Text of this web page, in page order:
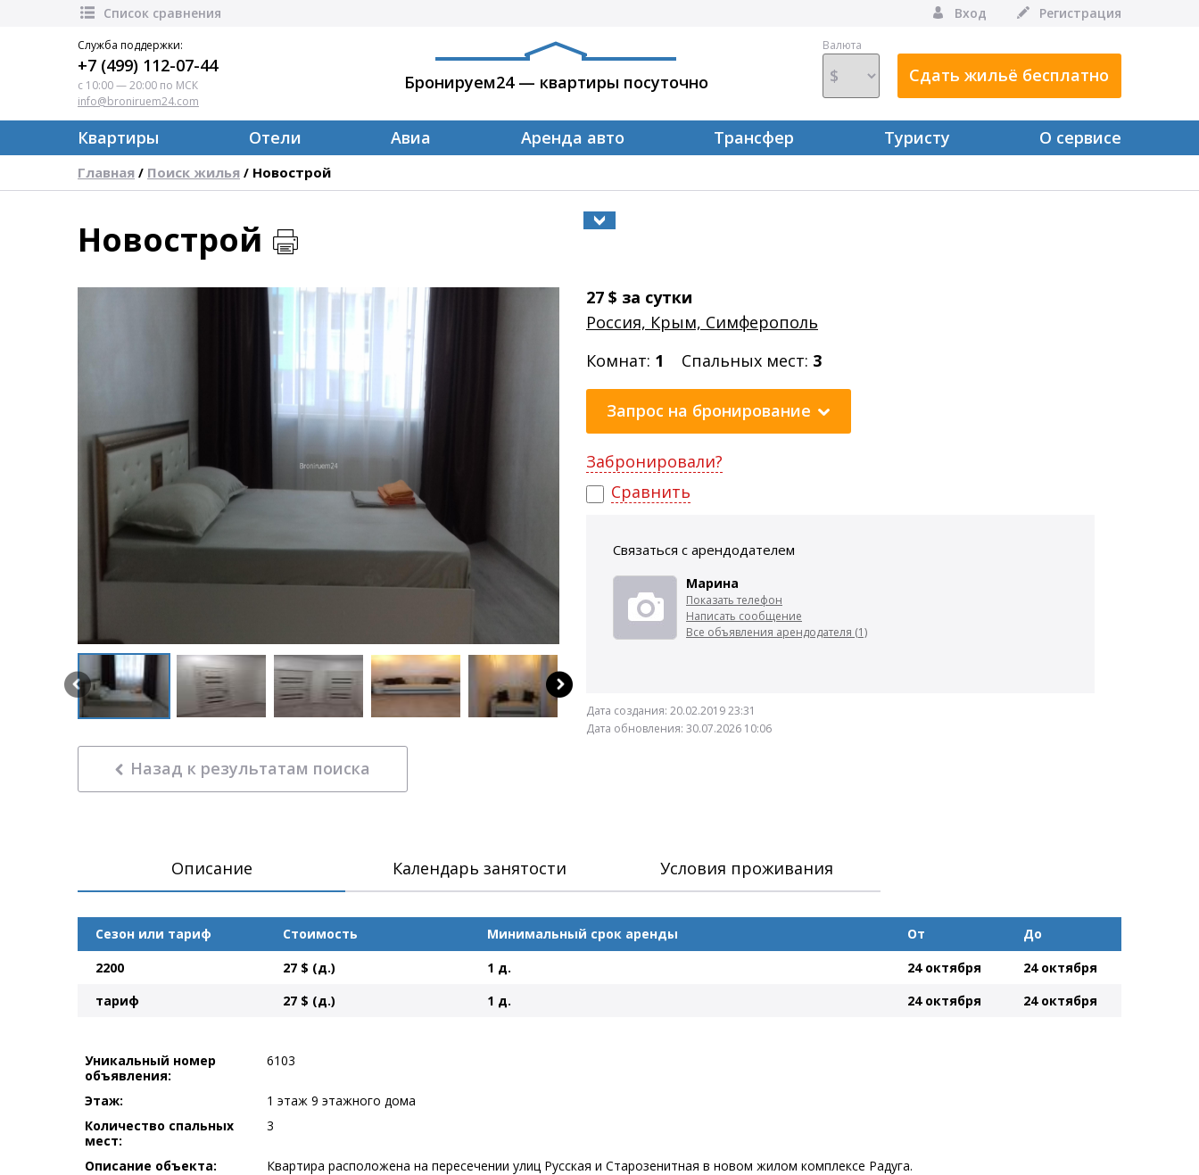
Список сравнения Вход Регистрация
Служба поддержки:
+7 (499) 112-07-44
с 10:00 — 20:00 по МСК
info@broniruem24.com
Бронируем24 — квартиры посуточно
Валюта
Сдать жильё бесплатно
Квартиры Отели Авиа Аренда авто Трансфер Туристу О сервисе
Главная / Поиск жилья / Новострой
Новострой
Назад к результатам поиска
27 $ за сутки
Россия, Крым, Симферополь
Комнат: 1 Спальных мест: 3
Запрос на бронирование
Забронировали?
Сравнить
Связаться с арендодателем
Марина
Показать телефон
Написать сообщение
Все объявления арендодателя (1)
Дата создания: 20.02.2019 23:31
Дата обновления: 30.07.2026 10:06
Описание Календарь занятости Условия проживания
Сезон или тариф Стоимость Минимальный срок аренды От
До
2200
27 $ (д.) 1 д. 24 октября
24 октября
тариф
27 $ (д.) 1 д. 24 октября 24 октября
Уникальный номер
объявления:
6103
Этаж:
1 этаж 9 этажного дома
Количество спальных
мест:
3
Описание объекта:
Квартира расположена на пересечении улиц Русская и Старозенитная в новом жилом комплексе Радуга.